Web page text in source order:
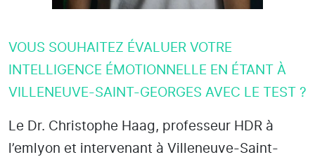
VOUS SOUHAITEZ ÉVALUER VOTRE
INTELLIGENCE ÉMOTIONNELLE EN ÉTANT À
VILLENEUVE-SAINT-GEORGES AVEC LE TEST ?
Le Dr. Christophe Haag, professeur HDR à
l’emlyon et intervenant à Villeneuve-Saint-